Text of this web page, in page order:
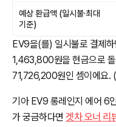
예상 환급액 (일시불·최대
기준)
EV9을(를) 일시불로 결제
1,463,800원을 현금으로
71,726,200원인 셈이에요.
기아 EV9 롱레인지 에어 6
가 궁금하다면 겟차 오너 리